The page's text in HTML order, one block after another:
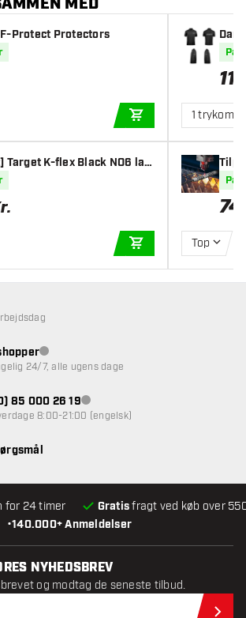
Protect Protectors
TILFØJ TIL KURV
Target K-flex Black NO6 las
med logo eller billede
TILFØJ TIL KURV
Dart
På
112
1
ngPå
74
Top
•140.000+ Anmeldelser
for 24 timer Gratisfragt ved køb over
Kundeservice ikke tilgængelig
24/7, alle ugens dage
85 000 26 19Kundeservice ikke tilgængelig
8:00-21:00 (engelsk)
NYHEDSBREV
og modtag de seneste tilbud.